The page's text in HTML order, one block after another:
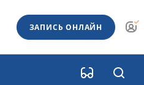
ЗАПИСЬ ОНЛАЙН